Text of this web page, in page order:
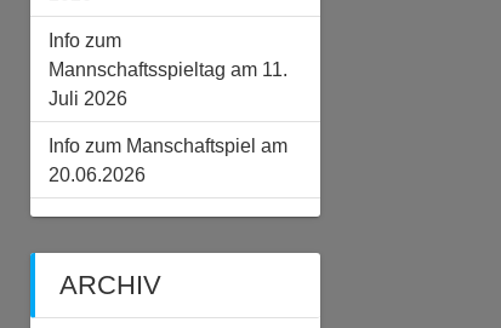
Info zum
Mannschaftsspieltag am 11.
Juli 2026
Info zum Manschaftspiel am
20.06.2026
ARCHIV